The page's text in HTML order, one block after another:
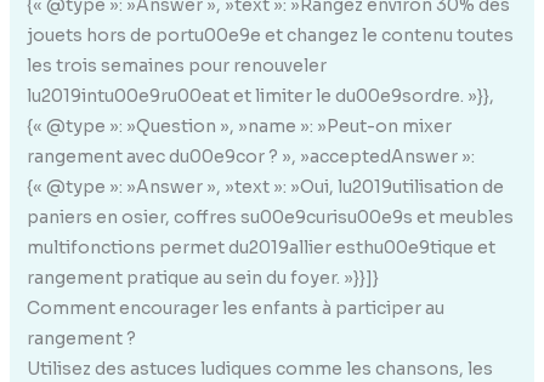
{« @type »: »Answer », »text »: »Rangez environ 30% des
jouets hors de portu00e9e et changez le contenu toutes
les trois semaines pour renouveler
lu2019intu00e9ru00eat et limiter le du00e9sordre. »}},
{« @type »: »Question », »name »: »Peut-on mixer
rangement avec du00e9cor ? », »acceptedAnswer »:
{« @type »: »Answer », »text »: »Oui, lu2019utilisation de
paniers en osier, coffres su00e9curisu00e9s et meubles
multifonctions permet du2019allier esthu00e9tique et
rangement pratique au sein du foyer. »}}]}
Comment encourager les enfants à participer au
rangement ?
Utilisez des astuces ludiques comme les chansons, les